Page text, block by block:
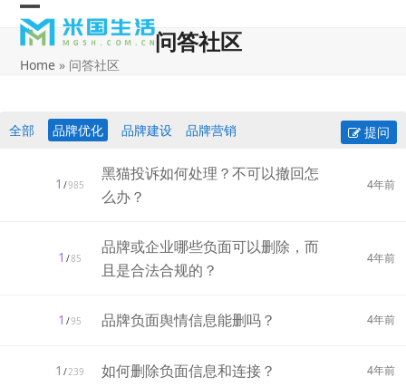
Skip
content
Open
mobile
Close
mobile
问答社区
Home » 问答社区
全部 品牌优化 品牌建设 品牌营销 提问
1 /985
黑猫投诉如何处理？不可以撤回怎
么办？
4年前
1 /85
品牌或企业哪些负面可以删除，而
且是合法合规的？
4年前
1 /95 品牌负面舆情信息能删吗？ 4年前
1 /239 如何删除负面信息和连接？ 4年前